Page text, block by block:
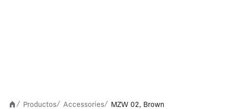
/ Productos/ Accessories/ MZW 02, Brown